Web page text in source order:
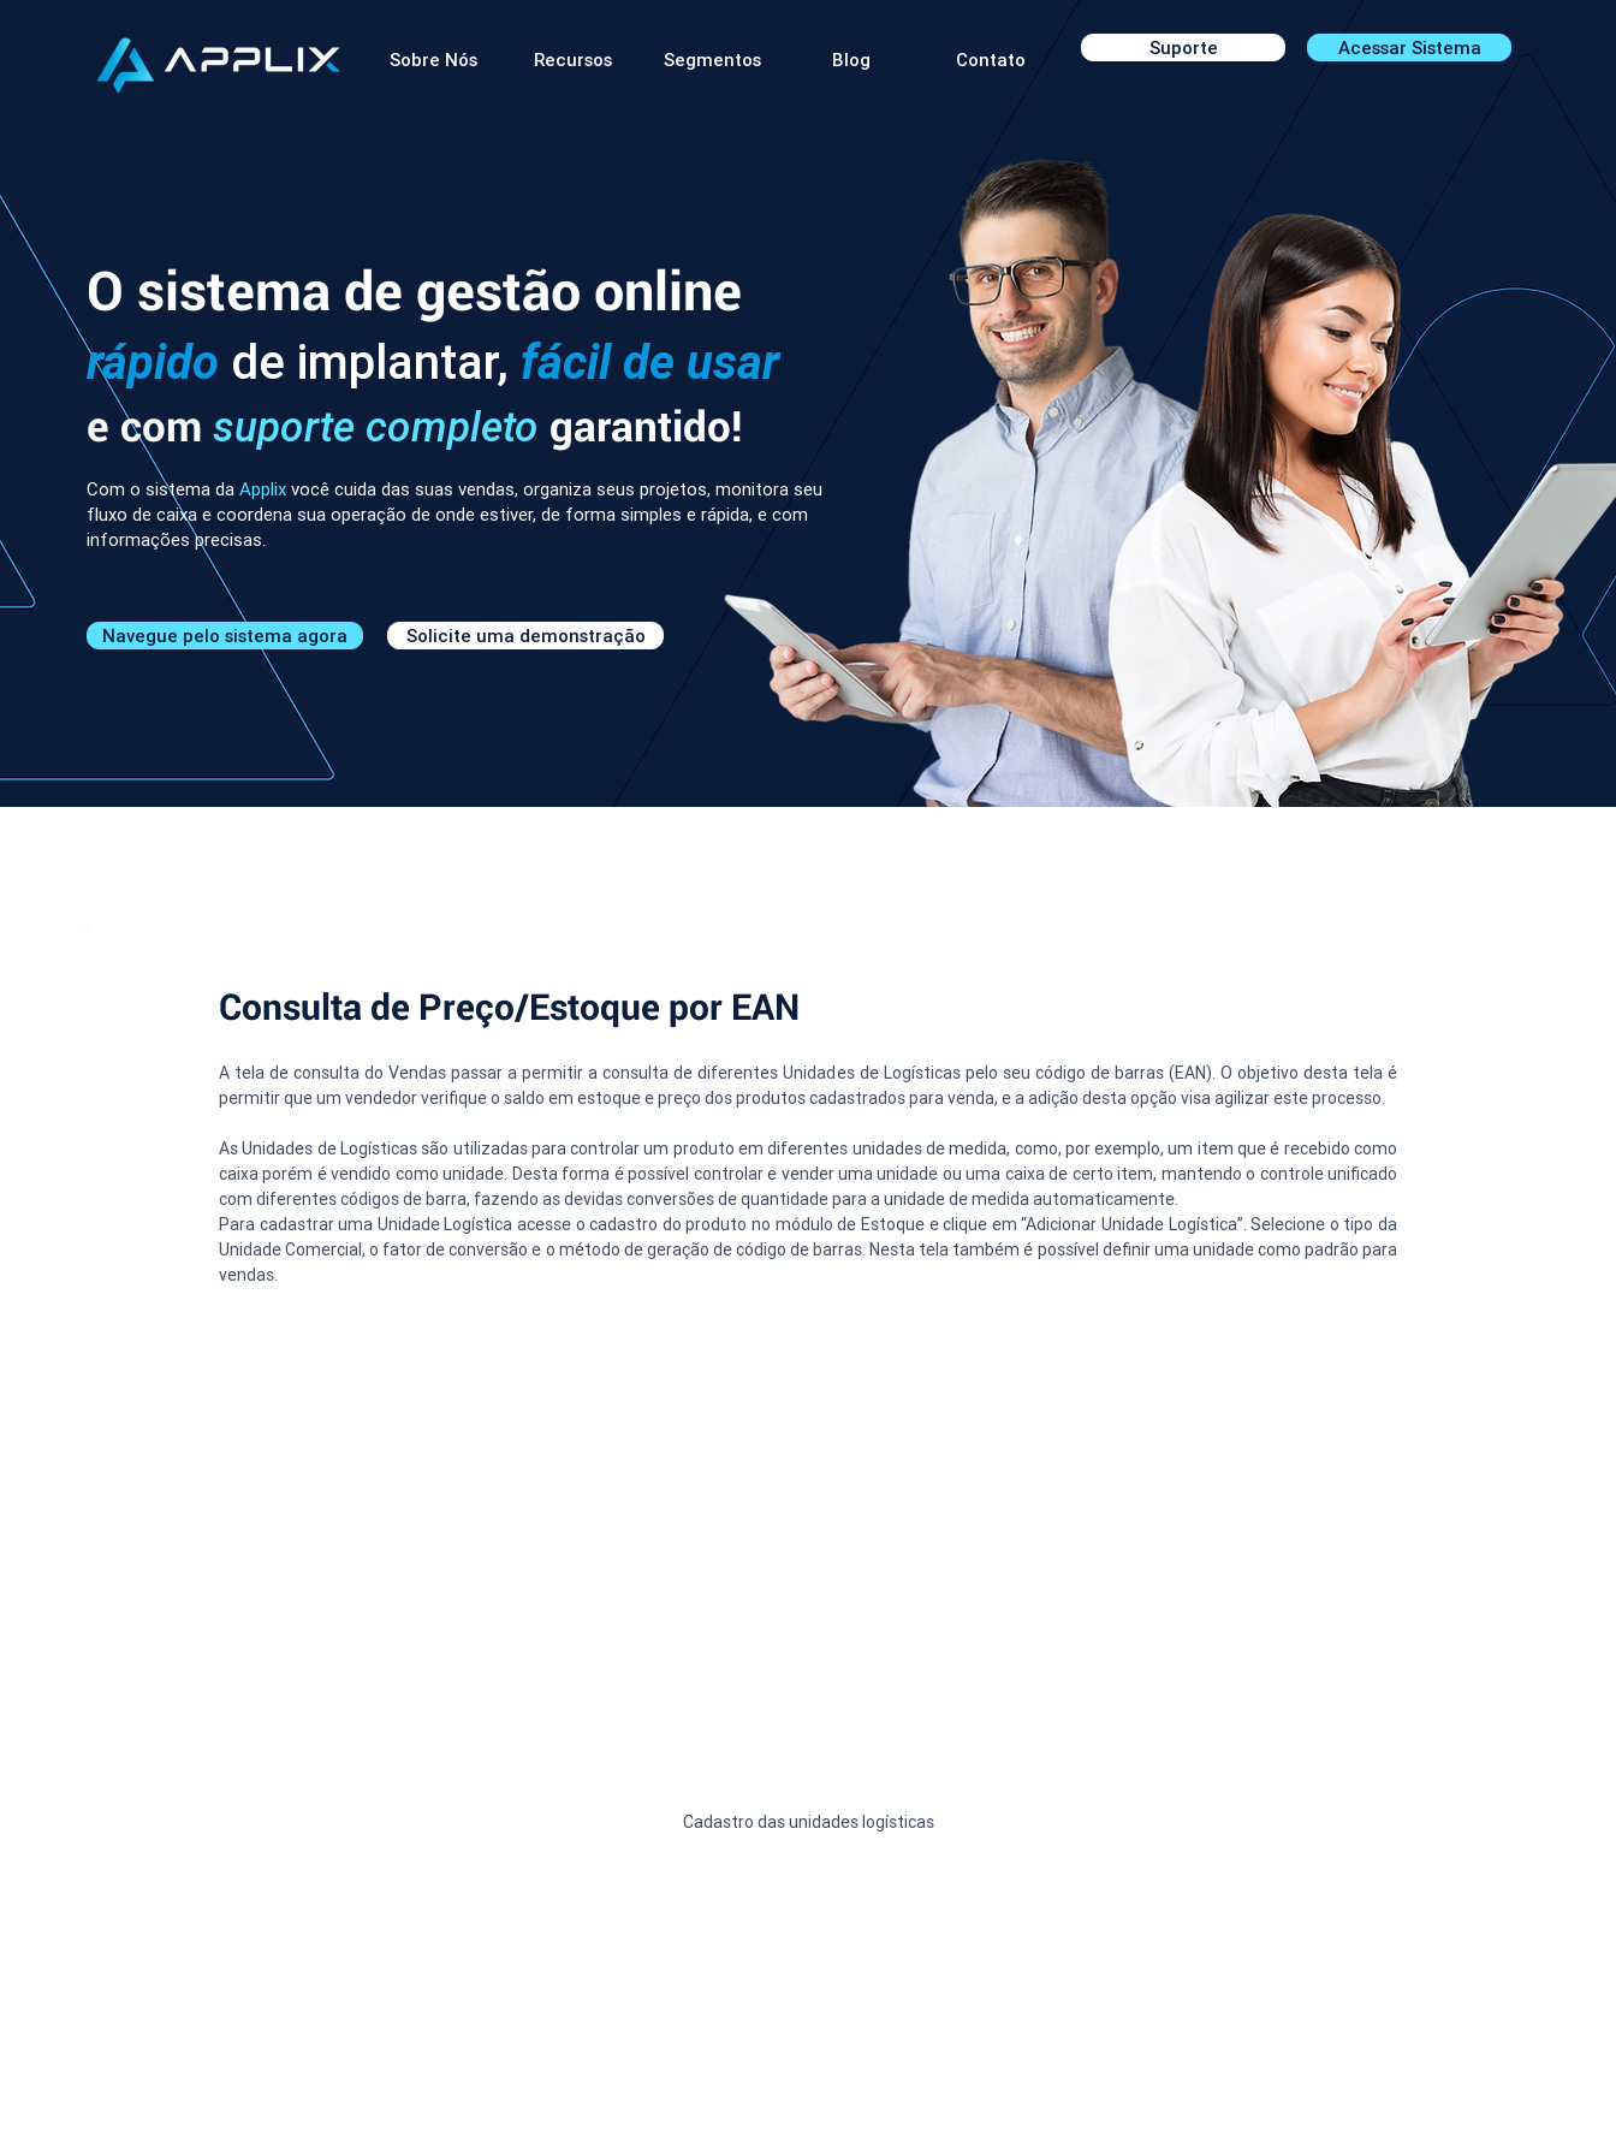
Sobre Nós Recursos Segmentos Blog Contato
Suporte Acessar Sistema
Com o sistema da Applix você cuida das suas vendas, organiza seus projetos, monitora seu
fluxo de caixa e coordena sua operação de onde estiver, de forma simples e rápida, e com
informações precisas.
Navegue pelo sistema agora Solicite uma demonstração
O sistema de gestão online
rápido de implantar, fácil de usar
e com suporte completo garantido!
Consulta de Preço/Estoque por EAN
A tela de consulta do Vendas passar a permitir a consulta de diferentes Unidades de Logísticas pelo seu código de barras (EAN). O objetivo desta tela é
permitir que um vendedor verifique o saldo em estoque e preço dos produtos cadastrados para venda, e a adição desta opção visa agilizar este processo.
As Unidades de Logísticas são utilizadas para controlar um produto em diferentes unidades de medida, como, por exemplo, um item que é recebido como
caixa porém é vendido como unidade. Desta forma é possível controlar e vender uma unidade ou uma caixa de certo item, mantendo o controle unificado
com diferentes códigos de barra, fazendo as devidas conversões de quantidade para a unidade de medida automaticamente.
Para cadastrar uma Unidade Logística acesse o cadastro do produto no módulo de Estoque e clique em “Adicionar Unidade Logística”. Selecione o tipo da
Unidade Comercial, o fator de conversão e o método de geração de código de barras. Nesta tela também é possível definir uma unidade como padrão para
vendas.
Cadastro das unidades logísticas